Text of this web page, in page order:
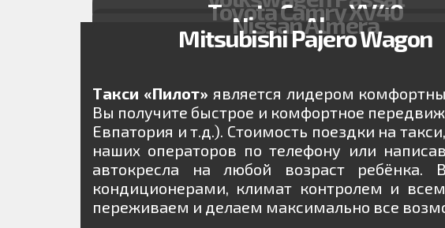
Toyota Camry XV40
Nissan Almera
Mitsubishi Pajero Wagon
Такси «Пилот» является лидером
Вы получите быстрое и комфортное
Евпатория и т.д.). Стоимость поездки на
наших операторов по телефону или
автокресла на любой возраст
кондиционерами, климат контролем и
переживаем и делаем максимально все